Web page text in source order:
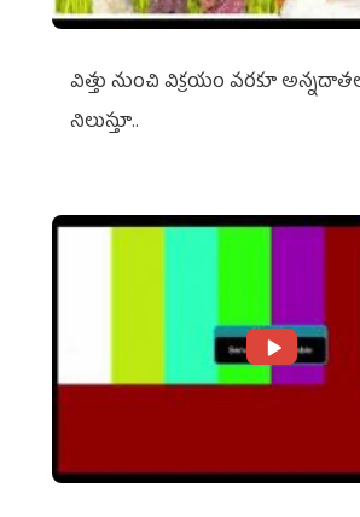
విత్తు నుంచి విక్రయం వరకూ
నిలుస్తూ..